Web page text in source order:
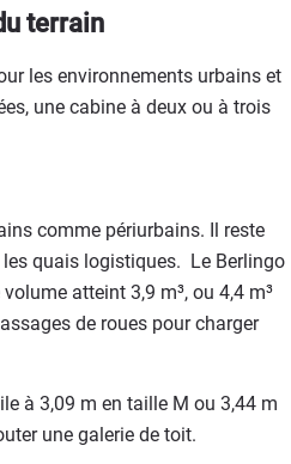
terrain
les environnements urbains et
une cabine à deux ou à trois
comme périurbains. Il reste
quais logistiques. Le Berlingo
atteint 3,9 m³, ou 4,4 m³
de roues pour charger
à 3,09 m en taille M ou 3,44 m
une galerie de toit.